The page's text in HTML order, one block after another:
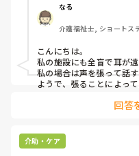
みなさんの職場で、この
ことや、喉に負担をかけ
よろしくお願いします。
なる
介護福祉士, ショートス
こんにちは。
私の施設にも全盲で耳が
私の場合は声を張って話
ようで、張ることによっ
回答
介助・ケア